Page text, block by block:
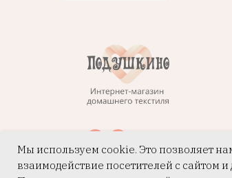
Мы используем cookie. Это позволяет
взаимодействие посетителей с сайтом и